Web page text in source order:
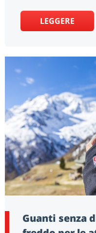
LEGGERE
Guanti senza